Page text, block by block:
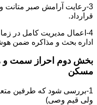
3-رعایت آرامش صبر متانت
قرارداد.
4-اعمال مدیریت کامل در
اداره بحث و مذاکره ضمن
بخش دوم احراز سمت و
مسکن
1-بررسی شود که طرفین
ولی قیم وصی)